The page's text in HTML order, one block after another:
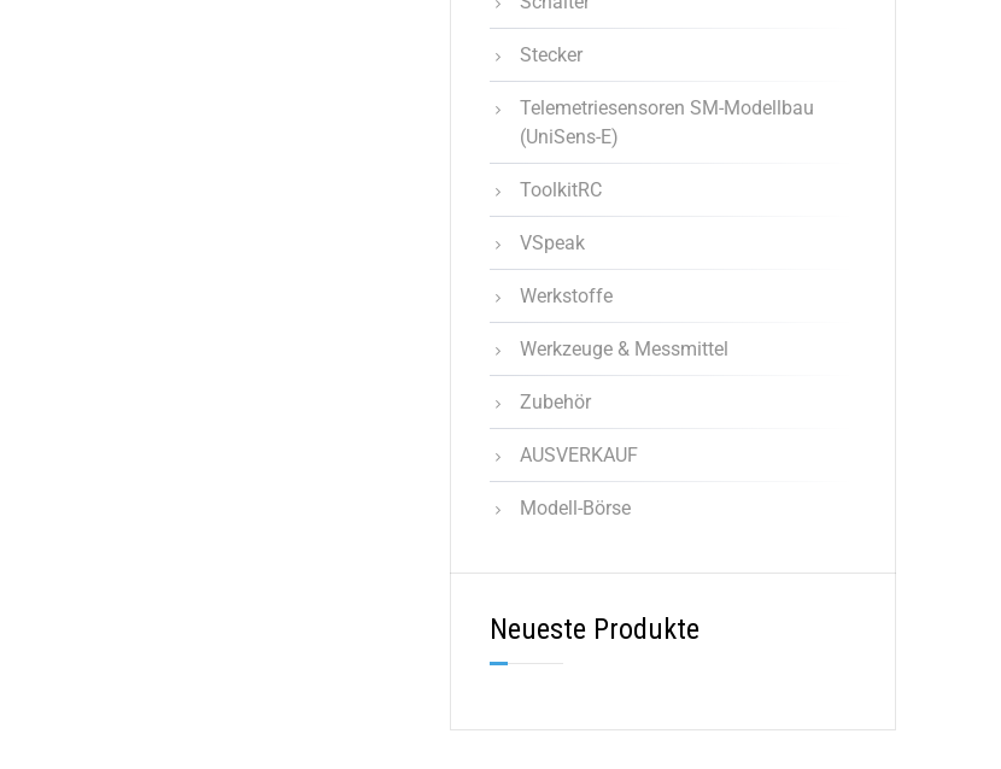
Stecker
Telemetriesensoren SM-Modellbau
(UniSens-E)
ToolkitRC
VSpeak
Werkstoffe
Werkzeuge & Messmittel
Zubehör
AUSVERKAUF
Modell-Börse
Neueste Produkte